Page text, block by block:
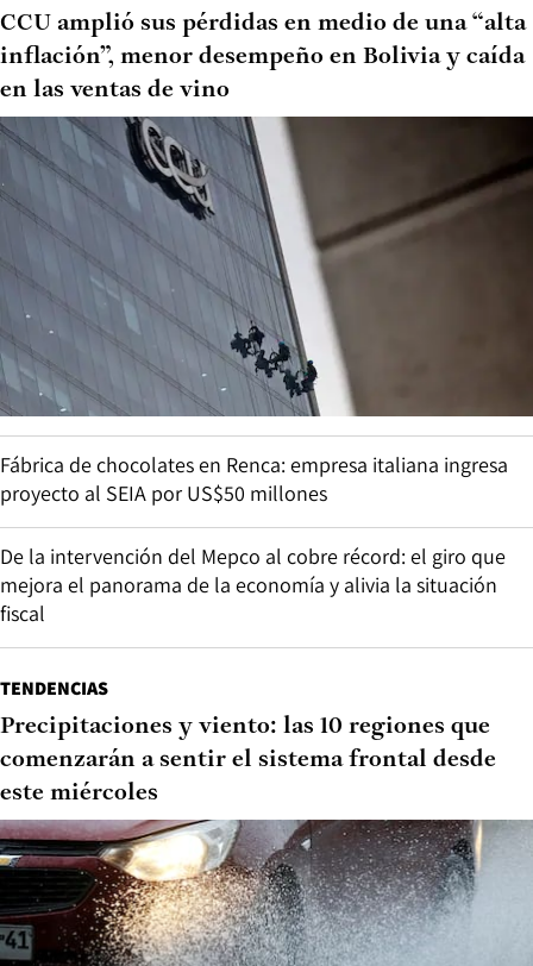
CCU amplió sus pérdidas en medio de una “alta
inflación”, menor desempeño en Bolivia y caída
en las ventas de vino
Fábrica de chocolates en Renca: empresa italiana ingresa
proyecto al SEIA por US$50 millones
De la intervención del Mepco al cobre récord: el giro que
mejora el panorama de la economía y alivia la situación
fiscal
TENDENCIAS
Precipitaciones y viento: las 10 regiones que
comenzarán a sentir el sistema frontal desde
este miércoles